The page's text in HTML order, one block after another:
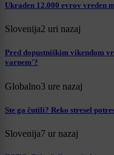
Ukraden 12.000 evrov vreden
Slovenija2 uri nazaj
Pred dopustniškim vikendom
varnem'?
Globalno3 ure nazaj
Ste ga čutili? Reko stresel
Slovenija7 ur nazaj